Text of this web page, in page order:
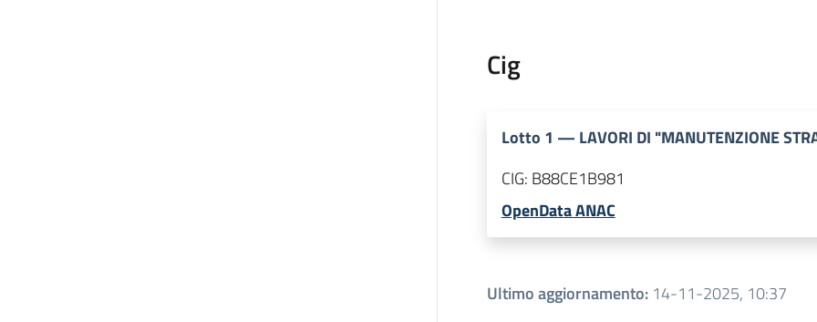
Cig
Lotto 1 — LAVORI DI "MANUTENZIONE
CIG: B88CE1B981
OpenData ANAC
Ultimo aggiornamento: 14-11-2025, 10:37